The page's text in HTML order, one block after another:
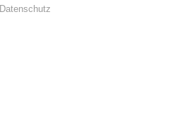
Datenschutz